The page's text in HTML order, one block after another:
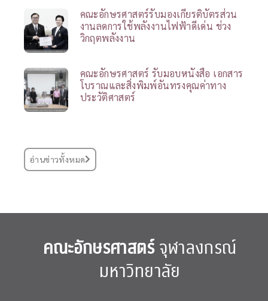
คณะอักษรศาสตร์รับมองเกียรติบัตรส่วน
งานลดการใช้พลังงานไฟฟ้าดีเด่น ช่วง
วิกฤตพลังงาน
คณะอักษรศาสตร์ รับมอบหนังสือ เอกสาร
โบราณและสิ่งพิมพ์อันทรงคุณค่าทาง
ประวัติศาสตร์
อ่านข่าวทั้งหมด
คณะอักษรศาสตร์จุฬาลงกรณ์
มหาวิทยาลัย